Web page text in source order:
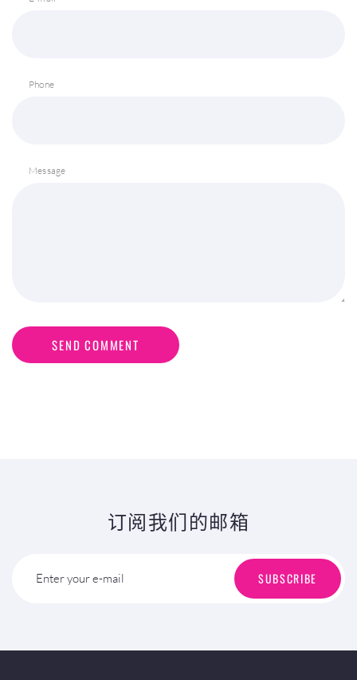
Phone
Message
SEND COMMENT
订阅我们的邮箱
Enter your e-mail SUBSCRIBE